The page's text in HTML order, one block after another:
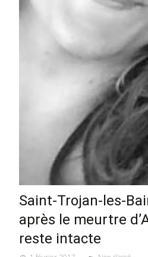
Saint-Trojan-les-
après le meurtre
reste intacte